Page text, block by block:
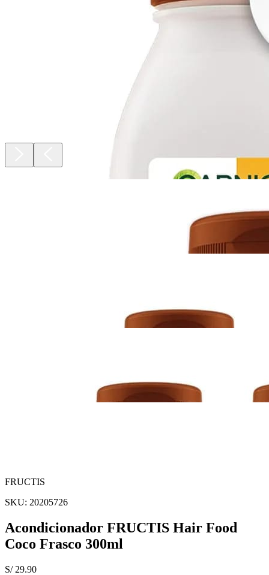
FRUCTIS
SKU: 20205726
Acondicionador FRUCTIS Hair Food
Coco Frasco 300ml
S/ 29.90